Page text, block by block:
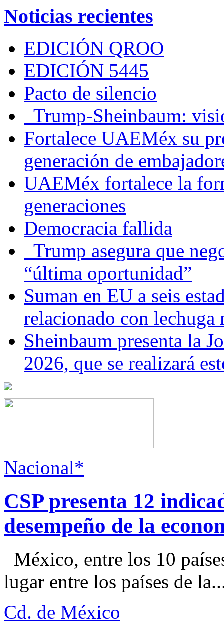
Noticias recientes
EDICIÓN QROO
EDICIÓN 5445
Pacto de silencio
Trump-Sheinbaum:
Fortalece UAEMéx su
generación de
UAEMéx fortalece la
generaciones
Democracia fallida
Trump asegura que
“última oportunidad”
Suman en EU a seis
relacionado con lechuga
Sheinbaum presenta la
2026, que se realizará
Nacional*
CSP presenta 12
desempeño de la
México, entre los 10
lugar entre los países de
Cd. de México